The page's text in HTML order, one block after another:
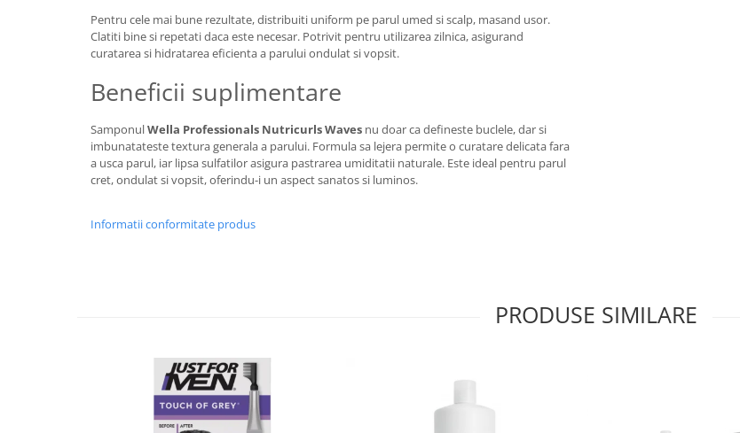
Pentru cele mai bune rezultate, distribuiti uniform pe parul umed si scalp, masand usor.
Clatiti bine si repetati daca este necesar. Potrivit pentru utilizarea zilnica, asigurand
curatarea si hidratarea eficienta a parului ondulat si vopsit.
Beneficii suplimentare
SamponulWella Professionals Nutricurls Waves nu doar ca defineste buclele, dar si
imbunatateste textura generala a parului. Formula sa lejera permite o curatare delicata fara
a usca parul, iar lipsa sulfatilor asigura pastrarea umiditatii naturale. Este ideal pentru parul
cret, ondulat si vopsit, oferindu-i un aspect sanatos si luminos.
Informatii conformitate produs
PRODUSE SIMILARE